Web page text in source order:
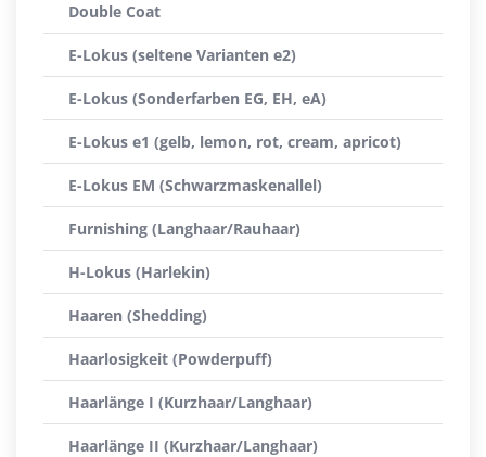
Double Coat
E-Lokus (seltene Varianten e2)
E-Lokus (Sonderfarben EG, EH, eA)
E-Lokus e1 (gelb, lemon, rot, cream, apricot)
E-Lokus EM (Schwarzmaskenallel)
Furnishing (Langhaar/Rauhaar)
H-Lokus (Harlekin)
Haaren (Shedding)
Haarlosigkeit (Powderpuff)
Haarlänge I (Kurzhaar/Langhaar)
Haarlänge II (Kurzhaar/Langhaar)